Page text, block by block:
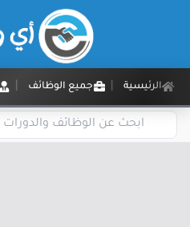
الرئيسية جميع الوظائف